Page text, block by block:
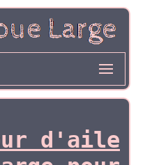
d'aile